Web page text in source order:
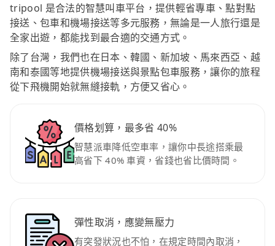
tripool 是合法的智慧叫車平台，提供輕省專車、點對點
接送、包車和機場接送等多元服務，無論是一人旅行還是
全家出遊，都能找到最合適的交通方式。
除了台灣，我們也在日本、韓國、新加坡、馬來西亞、越
南和泰國等地提供機場接送與景點包車服務，讓你的旅程
從下飛機開始就無縫接軌，方便又省心。
價格划算，最多省 40%
智慧派車降低空車率，讓你中長途搭乘最
高省下 40% 車資，省錢也省比價時間。
彈性取消，應變無壓力
有突發狀況也不怕，在規定時間內取消，